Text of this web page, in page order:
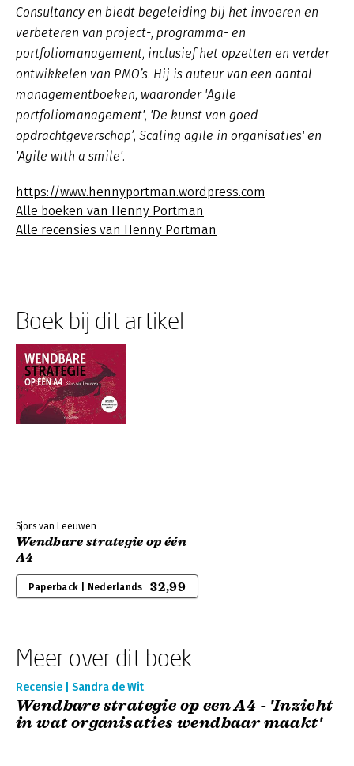
Consultancy en biedt begeleiding bij het invoeren en
verbeteren van project-, programma- en
portfoliomanagement, inclusief het opzetten en verder
ontwikkelen van PMO’s. Hij is auteur van een aantal
managementboeken, waaronder 'Agile
portfoliomanagement', 'De kunst van goed
opdrachtgeverschap’, Scaling agile in organisaties' en
'Agile with a smile'.
https://www.hennyportman.wordpress.com
Alle boeken van Henny Portman
Alle recensies van Henny Portman
Boek bij dit artikel
Sjors van Leeuwen
Wendbare strategie op één
A4
Paperback | Nederlands 32,99
Meer over dit boek
Recensie | Sandra de Wit
Wendbare strategie op een A4 - 'Inzicht
in wat organisaties wendbaar maakt'